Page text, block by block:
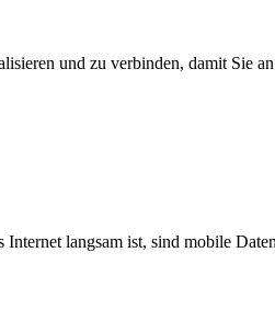
und zu verbinden, damit Sie
langsam ist, sind mobile